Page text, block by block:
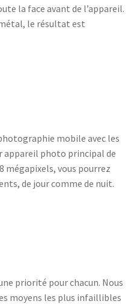
la face avant de l’appareil.
le résultat est
mobile avec les
appareil photo principal de
mégapixels, vous pourrez
de jour comme de nuit.
priorité pour chacun. Nous
moyens les plus infaillibles